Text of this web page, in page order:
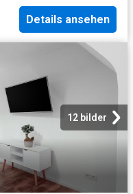
Details ansehen
12 bilder